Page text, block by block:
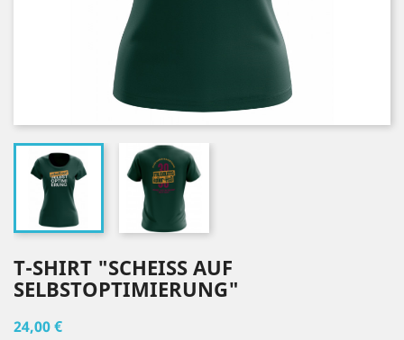
T-SHIRT "SCHEISS AUF S
ELBSTOPTIMIERUNG"
24,00 €